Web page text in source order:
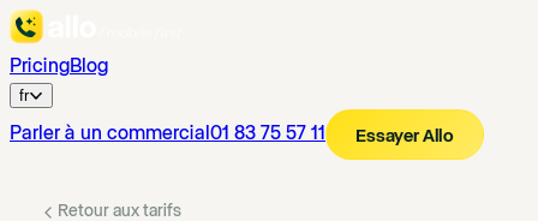
PricingBlog
fr
Parler à un commercial 01 83 75 57 11 Essayer Allo
Retour aux tarifs